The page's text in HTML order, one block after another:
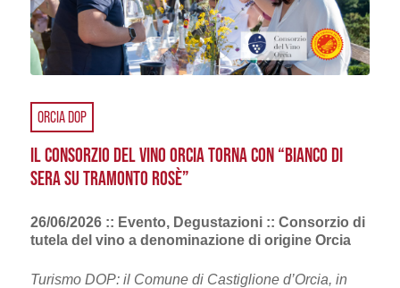
ORCIA DOP
IL CONSORZIO DEL VINO ORCIA TORNA CON “BIANCO DI
SERA SU TRAMONTO ROSÈ”
26/06/2026 :: Evento, Degustazioni :: Consorzio di
tutela del vino a denominazione di origine Orcia
Turismo DOP: il Comune di Castiglione d’Orcia, in